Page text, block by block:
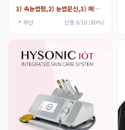
1) 속눈썹펌,2) 눈썹문신,3) 메이크업
📍 부산 신청 8/10 (80%)